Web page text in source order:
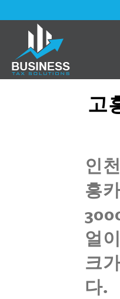
고
인
흥
얼
크
다.